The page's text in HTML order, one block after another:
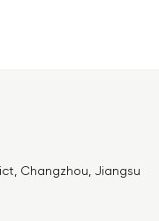
Changzhou, Jiangsu